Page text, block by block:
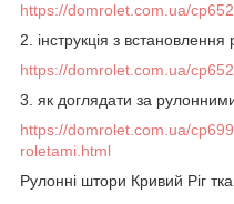
https://domrolet.com.ua/
2. інструкція з
https://domrolet.com.ua/
3. як доглядати за
https://domrolet.com.ua/
roletami.html
Рулонні штори Кривий Ріг